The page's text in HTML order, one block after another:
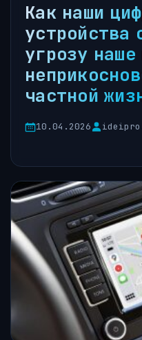
Как наши
устройства
угрозу наше
частной
10.04.2026